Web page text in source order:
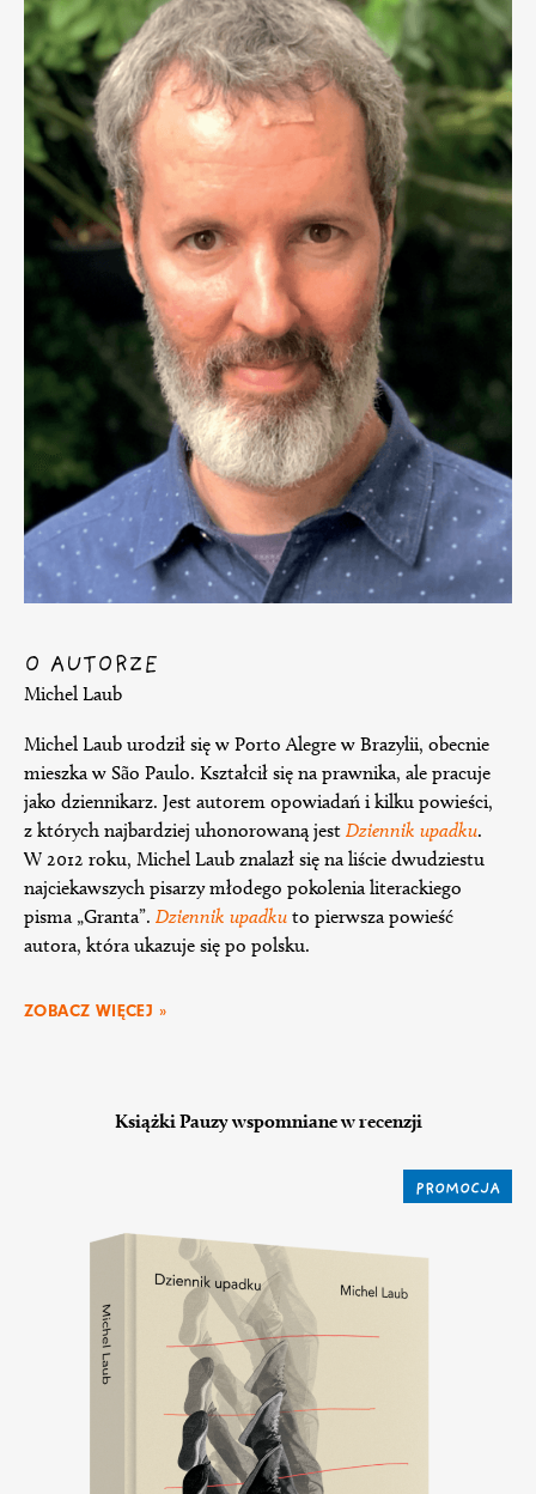
O AUTORZE
Michel Laub
Michel Laub urodził się w Porto Alegre w Brazylii, obecnie
mieszka w São Paulo. Kształcił się na prawnika, ale pracuje
jako dziennikarz. Jest autorem opowiadań i kilku powieści,
z których najbardziej uhonorowaną jest Dziennik upadku.
W 2012 roku, Michel Laub znalazł się na liście dwudziestu
najciekawszych pisarzy młodego pokolenia literackiego
pisma „Granta”. Dziennik upadku to pierwsza powieść
autora, która ukazuje się po polsku.
ZOBACZ WIĘCEJ »
Książki Pauzy wspomniane w recenzji
PROMOCJA